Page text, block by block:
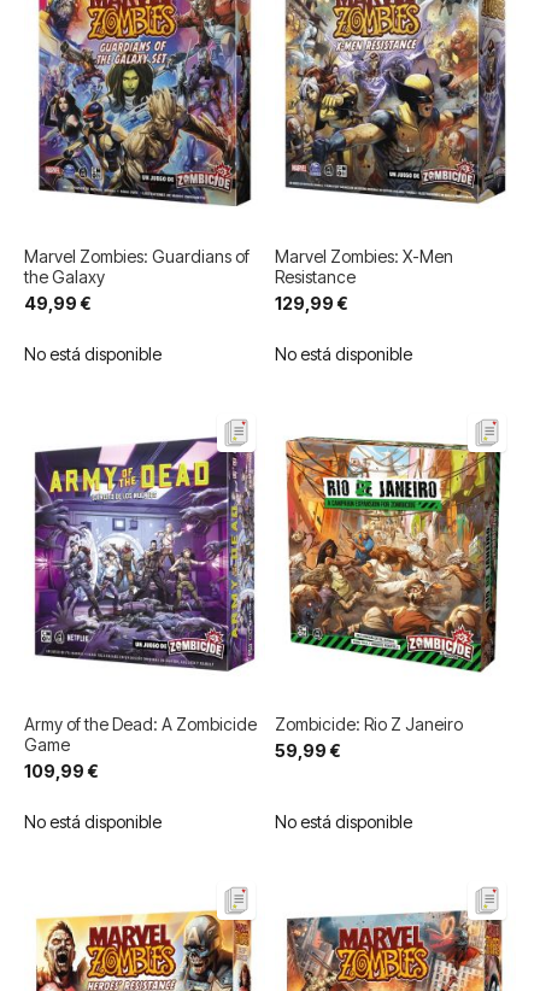
Marvel Zombies: Guardians of
the Galaxy
49,99 €
No está disponible
Marvel Zombies: X-Men
Resistance
129,99 €
No está disponible
Army of the Dead: A Zombicide
Game
109,99 €
No está disponible
Zombicide: Rio Z Janeiro
59,99 €
No está disponible